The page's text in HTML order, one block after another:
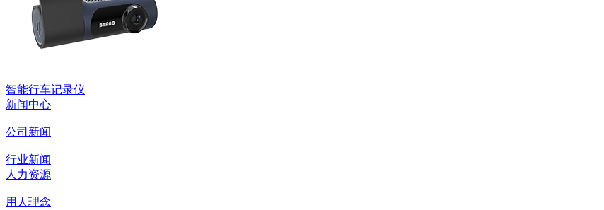
智能行车记录仪
新闻中心
公司新闻
行业新闻
人力资源
用人理念